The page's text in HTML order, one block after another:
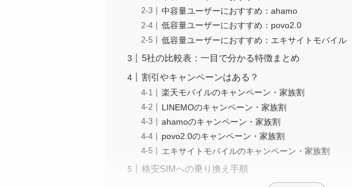
中容量ユーザーにおすすめ：ahamo
低容量ユーザーにおすすめ：povo2.0
低容量ユーザーにおすすめ：エキサイトモバイル
5社の比較表：一目で分かる特徴まとめ
割引やキャンペーンはある？
楽天モバイルのキャンペーン・家族割
LINEMOのキャンペーン・家族割
ahamoのキャンペーン・家族割
povo2.0のキャンペーン・家族割
エキサイトモバイルのキャンペーン・家族割
格安SIMへの乗り換え手順